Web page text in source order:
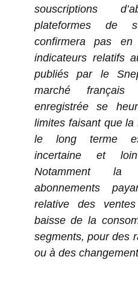
souscriptions
plateformes de
confirmera pas
indicateurs relatifs
publiés par le
marché
enregistrée se
limites faisant que
le long terme
incertaine et
Notamment la
abonnements
relative des
baisse de la
segments, pour des
ou à des